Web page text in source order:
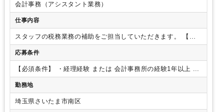
会計事務（アシスタント業務）
仕事内容
スタッフの税務業務の補助をご担当していただきます。
【具
体的な業務内容】・税理士法人関与先の経理補助業務・記帳
代行（ＴＫＣ・弥生を使用）
業務
【ポイント】
・経験やスキルを考慮し、お任せする業務
を決定いたします。・税理士業務は多岐にわたるので、幅広
くスキルを身につけることができます。
45名（2024年2月現在）就業場所：17名（社員8名、パート9
名 / 男性6名、女性11名）
応募条件
【必須条件】 ・経理経験 または 会計事務所の経験1年以上 ・
PCスキル（基本的な操作） 【歓迎条件】・日商簿記3級以上
・税理士試験科目合格者
勤務地
埼玉県さいたま市南区